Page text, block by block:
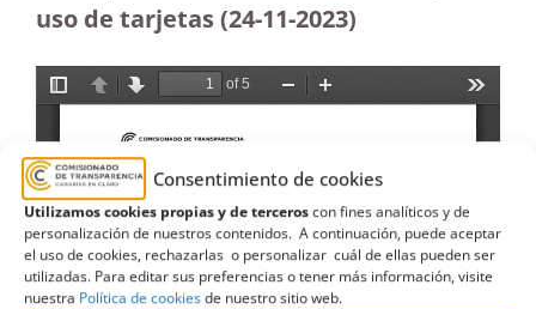
Consentimiento de cookies
Utilizamos cookies propias y de terceroscon fines analíticos y de
personalización de nuestros contenidos. A continuación, puede aceptar
el uso de cookies, rechazarlas o personalizar cuál de ellas pueden ser
utilizadas. Para editar sus preferencias o tener más información, visite
nuestra Política de cookiesde nuestro sitio web.
uso de tarjetas (24-11-2023)